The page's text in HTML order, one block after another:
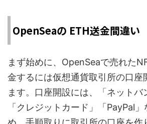
OpenSeaの ETH送金間違い
まず始めに、OpenSeaで売れた
金するには仮想通貨取引所の口座
ます。口座開設には、「ネットバ
「クレジットカード」「PayPal